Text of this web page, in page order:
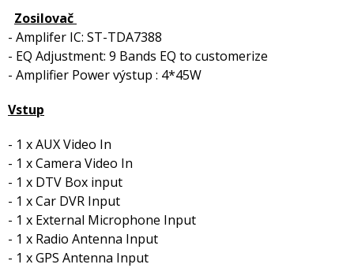
Zosilovač
- Amplifer IC: ST-TDA7388
- EQ Adjustment: 9 Bands EQ to customerize
- Amplifier Power výstup : 4*45W
Vstup
- 1 x AUX Video In
- 1 x Camera Video In
- 1 x DTV Box input
- 1 x Car DVR Input
- 1 x External Microphone Input
- 1 x Radio Antenna Input
- 1 x GPS Antenna Input